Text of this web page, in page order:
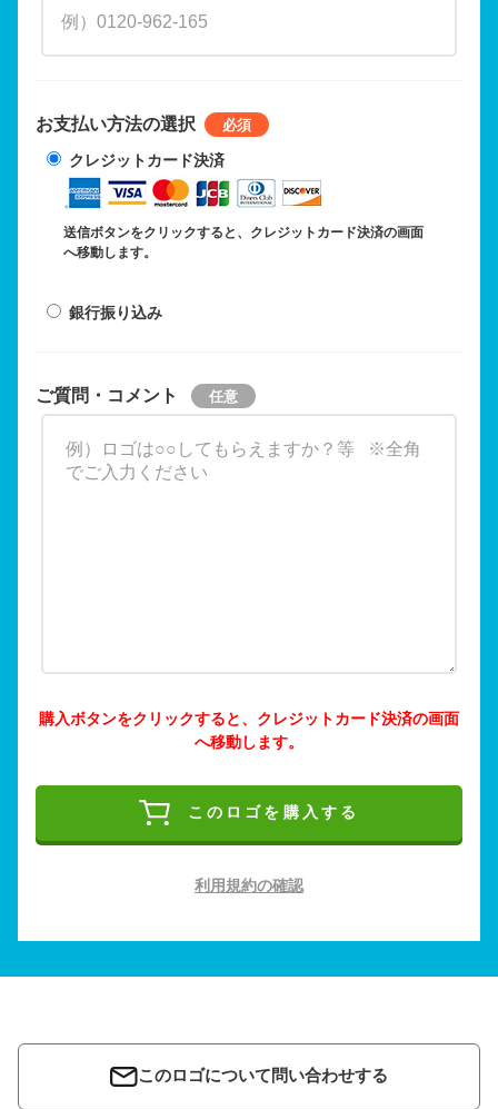
お支払い方法の選択
クレジットカード決済
送信ボタンをクリックすると、クレジットカード決済の画面
へ移動します。
銀行振り込み
ご質問・コメント
購入ボタンをクリックすると、クレジットカード決済の画面
へ移動します。
このロゴを購入する
利用規約の確認
このロゴについて問い合わせする